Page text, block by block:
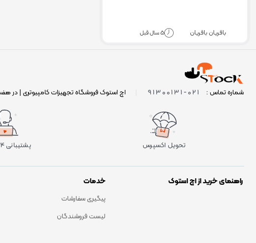
باقریان باقریان 5 سال قبل
شماره تماس : 021-91300131 اچ استوک فروشگاه تجهیزات کامپیوتری | در
تحویل اکسپرس پشتیبانی ۲۴ ساعته
راهنمای خرید از اچ استوک خدمات
پیگیری سفارشات
لیست فروشندگان